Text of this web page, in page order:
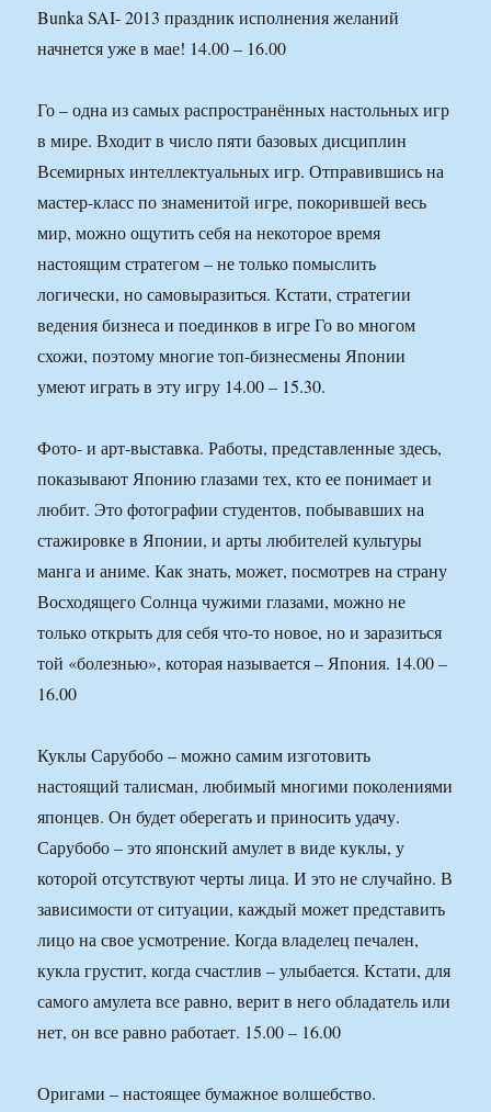
Bunka SAI- 2013 праздник исполнения желаний
начнется уже в мае! 14.00 – 16.00
Го – одна из самых распространённых настольных игр
в мире. Входит в число пяти базовых дисциплин
Всемирных интеллектуальных игр. Отправившись на
мастер-класс по знаменитой игре, покорившей весь
мир, можно ощутить себя на некоторое время
настоящим стратегом – не только помыслить
логически, но самовыразиться. Кстати, стратегии
ведения бизнеса и поединков в игре Го во многом
схожи, поэтому многие топ-бизнесмены Японии
умеют играть в эту игру 14.00 – 15.30.
Фото- и арт-выставка. Работы, представленные здесь,
показывают Японию глазами тех, кто ее понимает и
любит. Это фотографии студентов, побывавших на
стажировке в Японии, и арты любителей культуры
манга и аниме. Как знать, может, посмотрев на страну
Восходящего Солнца чужими глазами, можно не
только открыть для себя что-то новое, но и заразиться
той «болезнью», которая называется – Япония. 14.00 –
16.00
Куклы Сарубобо – можно самим изготовить
настоящий талисман, любимый многими поколениями
японцев. Он будет оберегать и приносить удачу.
Сарубобо – это японский амулет в виде куклы, у
которой отсутствуют черты лица. И это не случайно. В
зависимости от ситуации, каждый может представить
лицо на свое усмотрение. Когда владелец печален,
кукла грустит, когда счастлив – улыбается. Кстати, для
самого амулета все равно, верит в него обладатель или
нет, он все равно работает. 15.00 – 16.00
Оригами – настоящее бумажное волшебство.